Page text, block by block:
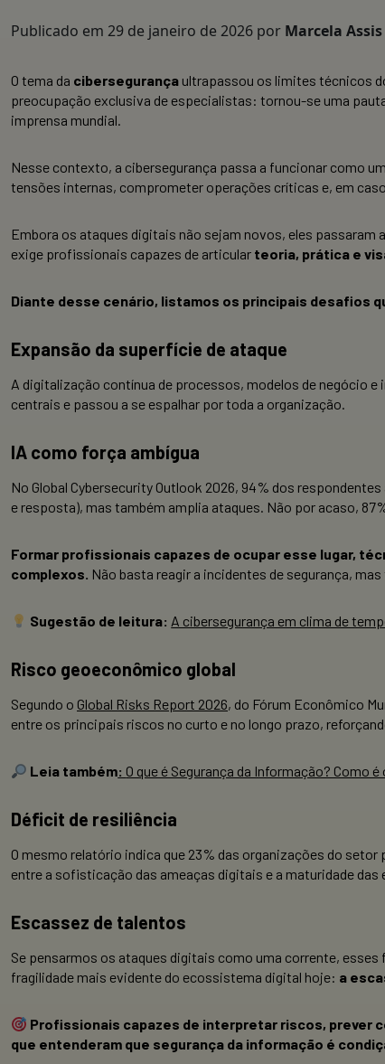
Publicado em 29 de janeiro de 2026 por Marcela Assis
O tema da cibersegurança ultrapassou os limites técnicos
preocupação exclusiva de especialistas: tornou-se uma
imprensa mundial.
Nesse contexto, a cibersegurança passa a funcionar como um
tensões internas, comprometer operações críticas e, em
Embora os ataques digitais não sejam novos, eles
exige profissionais capazes de articular teoria, prática e
Diante desse cenário, listamos os principais desafios
Expansão da superfície de ataque
A digitalização contínua de processos, modelos de negócio
centrais e passou a se espalhar por toda a organização.
IA como força ambígua
No Global Cybersecurity Outlook 2026, 94% dos
e resposta), mas também amplia ataques. Não por acaso,
Formar profissionais capazes de ocupar esse lugar,
complexos. Não basta reagir a incidentes de segurança,
Sugestão de leitura: A cibersegurança em clima de
Risco geoeconômico global
Segundo o Global Risks Report 2026, do Fórum Econômico
entre os principais riscos no curto e no longo prazo,
Leia também: O que é Segurança da Informação? Como
Déficit de resiliência
O mesmo relatório indica que 23% das organizações do
entre a sofisticação das ameaças digitais e a maturidade das
Escassez de talentos
Se pensarmos os ataques digitais como uma corrente,
fragilidade mais evidente do ecossistema digital hoje: a
Profissionais capazes de interpretar riscos, prever
que entenderam que segurança da informação é